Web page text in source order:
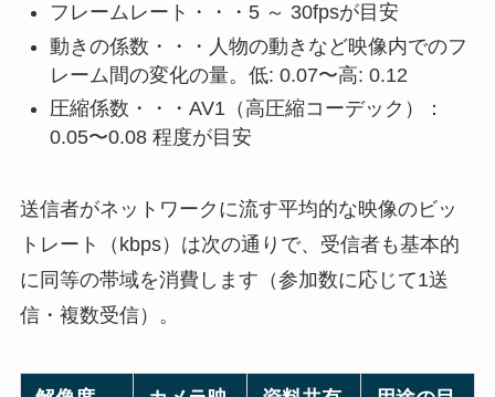
フレームレート・・・5 ～ 30fpsが目安
動きの係数・・・人物の動きなど映像内でのフ
レーム間の変化の量。低: 0.07〜高: 0.12
圧縮係数・・・AV1（高圧縮コーデック）：
0.05〜0.08 程度が目安
送信者がネットワークに流す平均的な映像のビッ
トレート（kbps）は次の通りで、受信者も基本的
に同等の帯域を消費します（参加数に応じて1送
信・複数受信）。